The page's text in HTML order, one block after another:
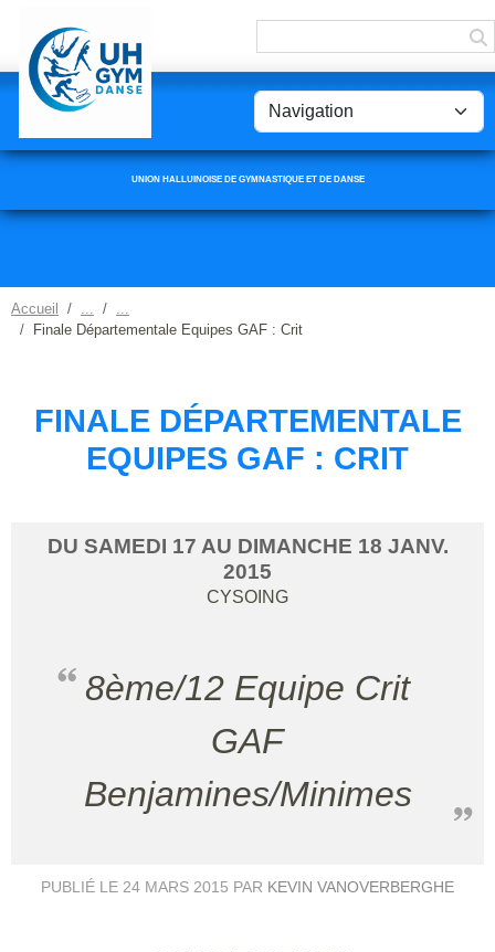
UNION HALLUINOISE DE GYMNASTIQUE ET DE DANSE
Accueil
Finale Départementale Equipes GAF : Crit
FINALE DÉPARTEMENTALE
EQUIPES GAF : CRIT
DU SAMEDI 17 AU DIMANCHE 18 JANV.
2015
CYSOING
8ème/12 Equipe Crit
GAF
Benjamines/Minimes
PUBLIÉ LE 24 MARS 2015 PAR KEVIN VANOVERBERGHE